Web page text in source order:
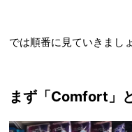
では順番に見ていきましょ
まず「Comfort」